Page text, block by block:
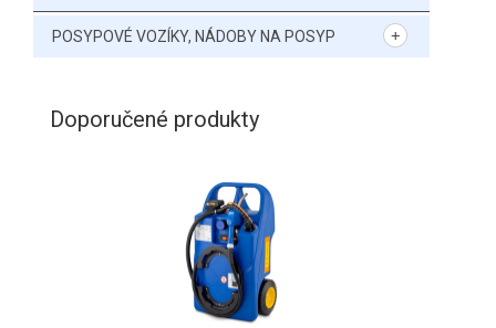
POSYPOVÉ VOZÍKY, NÁDOBY NA POSYP
Doporučené produkty